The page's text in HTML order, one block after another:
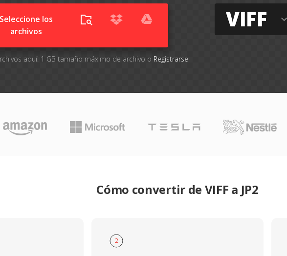
Seleccione los
archivos
aquí. 1 GB tamaño máximo de archivo o Registrarse
VIFF
Cómo convertir de VIFF a JP2
2